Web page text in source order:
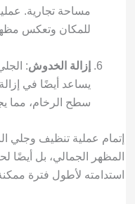
مساحة تجارية.
للمكان وتعكس
إزالة الخدوش:
يساعد أيضًا في
سطح الرخام، مما
إتمام عملية تنظيف
المظهر الجمالي، بل أيضًا
استدامته لأطول فترة